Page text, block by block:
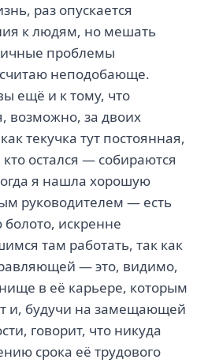
раз опускается
к людям, но мешать
проблемы
неподобающе.
ещё и к тому, что
возможно, за двоих
текучка тут постоянная,
остался — собираются
я нашла хорошую
руководителем — есть
болото, искренне
там работать, так как
— это, видимо,
в её карьере, которым
и, будучи на замещающей
говорит, что никуда
срока её трудового